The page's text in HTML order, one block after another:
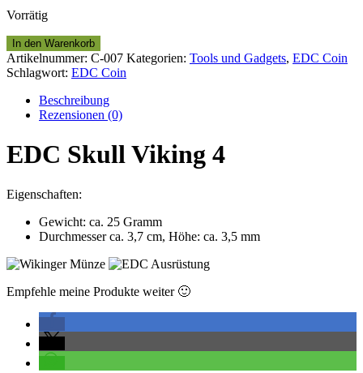
Vorrätig
EDC
Skull
Viking
Menge
In den Warenkorb
Artikelnummer: C-007 Kategorien: Tools und Gadgets, EDC Coin
Schlagwort: EDC Coin
Beschreibung
Rezensionen (0)
EDC Skull Viking 4
Eigenschaften:
Gewicht: ca. 25 Gramm
Durchmesser ca. 3,7 cm, Höhe: ca. 3,5 mm
Empfehle meine Produkte weiter 🙂